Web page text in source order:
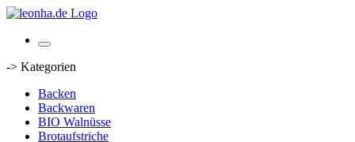
-> Kategorien
Backen
Backwaren
BIO Walnüsse
Brotaufstriche